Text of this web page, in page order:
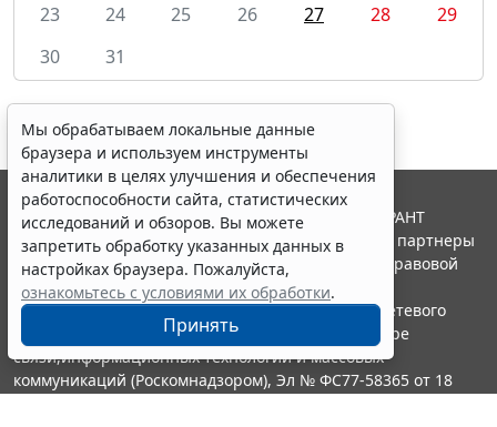
23
24 25 26 27 28
29
30
31
Мы обрабатываем локальные данные
браузера и используем инструменты
аналитики в целях улучшения и обеспечения
работоспособности сайта, статистических
исследований и обзоров. Вы можете
запретить обработку указанных данных в
настройках браузера. Пожалуйста,
ознакомьтесь с условиями их обработки.
Принять
© ООО "НПП "ГАРАНТ-СЕРВИС", 2026. Система ГАРАНТ
выпускается с 1990 года. Компания "Гарант" и ее партнеры
являются участниками Российской ассоциации правовой
информации ГАРАНТ.
Портал ГАРАНТ.РУ зарегистрирован в качестве сетевого
издания Федеральной службой по надзору в сфере
связи,информационных технологий и массовых
коммуникаций (Роскомнадзором), Эл № ФС77-58365 от 18